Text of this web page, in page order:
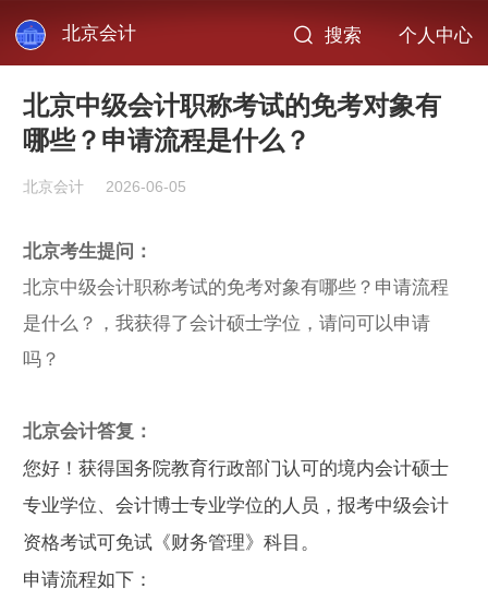
北京会计 搜索 个人中心
北京中级会计职称考试的免考对象有
哪些？申请流程是什么？
北京会计 2026-06-05
北京考生提问：
北京中级会计职称考试的免考对象有哪些？申请流程
是什么？，我获得了会计硕士学位，请问可以申请
吗？
北京会计答复：
您好！获得国务院教育行政部门认可的境内会计硕士
专业学位、会计博士专业学位的人员，报考中级会计
资格考试可免试《财务管理》科目。
申请流程如下：